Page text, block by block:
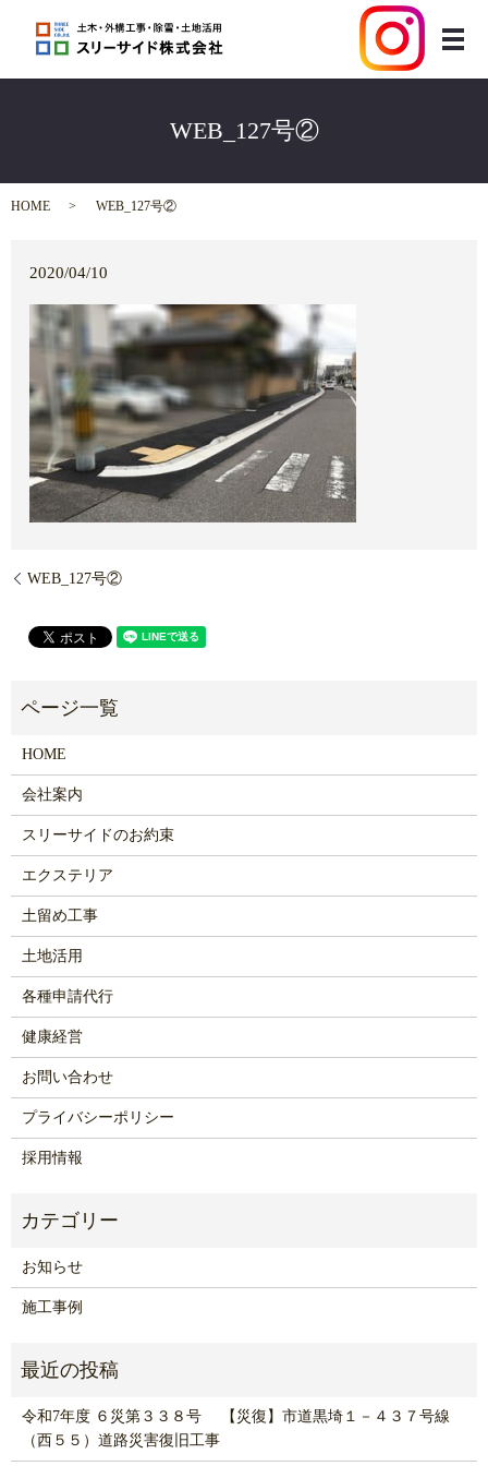
メ
WEB_127号②
HOME WEB_127号②
2020/04/10
WEB_127号②
HOME
会社案内
スリーサイドのお約束
エクステリア
土留め工事
土地活用
各種申請代行
健康経営
お問い合わせ
プライバシーポリシー
採用情報
お知らせ
施工事例
令和7年度 ６災第３３８号 【災復】市道黒埼１－４３７号線
（西５５）道路災害復旧工事